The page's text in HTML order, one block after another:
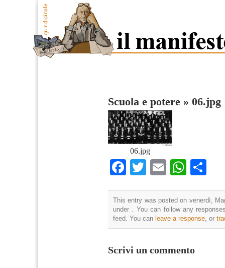
Scuola e potere » 06.jpg
06.jpg
Facebook
TwitterEmail
This entry was posted on venerdì,
under . You can follow any
feed. You can leave a response , or
Scrivi un commento